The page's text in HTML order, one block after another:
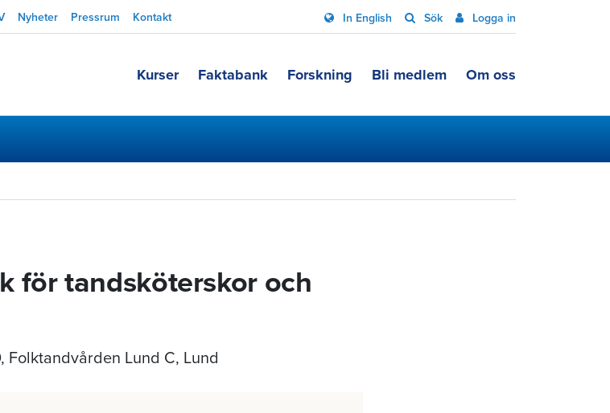
Nyheter Pressrum Kontakt In English Sök Logga in
Kurser Faktabank Forskning Bli medlem Om oss
för tandsköterskor och
, Folktandvården Lund C, Lund